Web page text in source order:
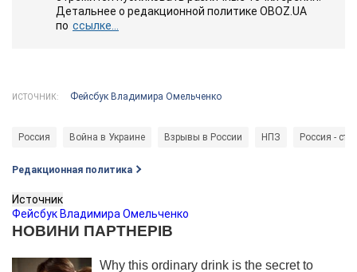
Детальнее о редакционной политике OBOZ.UA
по ссылке...
ИСТОЧНИК: Фейсбук Владимира Омельченко
Россия Война в Украине Взрывы в России НПЗ Россия -
Редакционная политика
Источник
Фейсбук Владимира Омельченко